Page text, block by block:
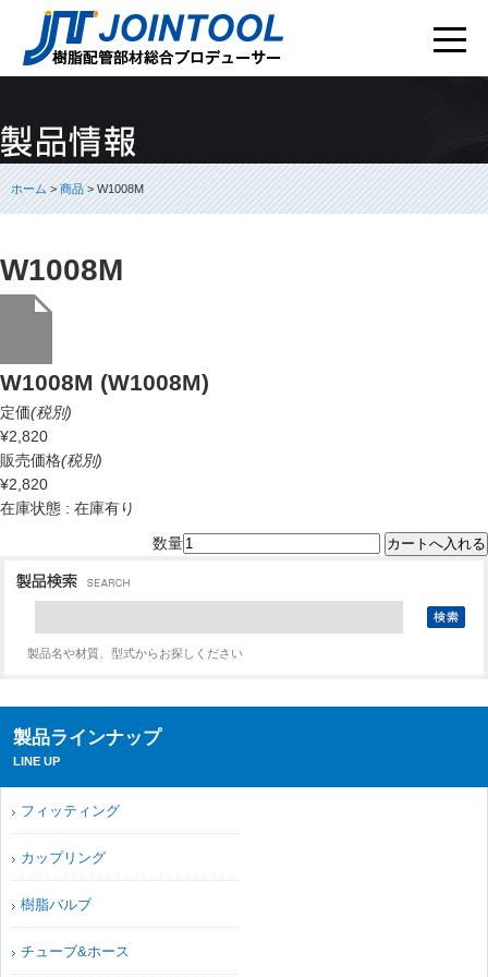
ホーム>商品> W1008M
W1008M
W1008M (W1008M)
定価(税別)
¥2,820
販売価格(税別)
¥2,820
在庫状態 : 在庫有り
数量
製品名や材質、型式からお探しください
製品ラインナップ
LINE UP
フィッティング
カップリング
樹脂バルブ
チューブ&ホース